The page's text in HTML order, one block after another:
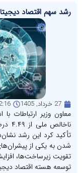
رشد سهم اقتصاد دیجیتال ایران
27 خرداد, 1405
معاون وزیر ارتباطات
تأکید کرد این رشد
شدن به یکی از
تقویت زیرساخت‌ها،
توسعه هسته اقتصاد